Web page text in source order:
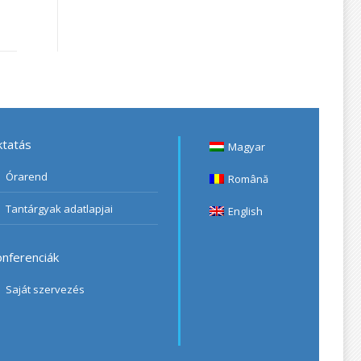
Órarend
Tantárgyak adatlapjai
Saját szervezés
Magyar
Română
English